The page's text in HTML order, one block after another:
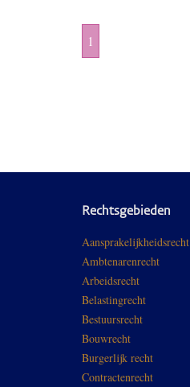
1
Rechtsgebieden
Aansprakelijkheidsrecht
Ambtenarenrecht
Arbeidsrecht
Belastingrecht
Bestuursrecht
Bouwrecht
Burgerlijk recht
Contractenrecht